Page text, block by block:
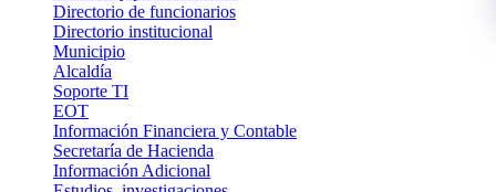
Directorio de funcionarios
Directorio institucional
Municipio
Alcaldía
Soporte TI
EOT
Información Financiera y Contable
Secretaría de Hacienda
Información Adicional